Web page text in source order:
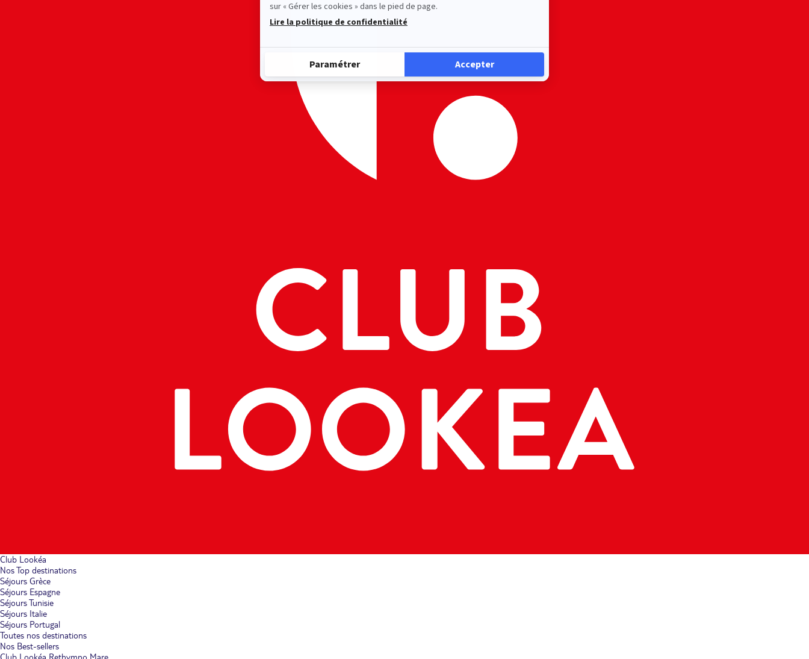
Club Lookéa
Nos Top destinations
Séjours Grèce
Séjours Espagne
Séjours Tunisie
Séjours Italie
Séjours Portugal
Toutes nos destinations
Nos Best-sellers